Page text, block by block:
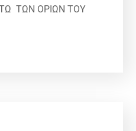
ΤΩΝ ΟΡΙΩΝ ΤΟΥ